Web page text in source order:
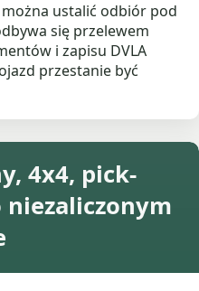
ustalić odbiór pod
się przelewem
i zapisu DVLA
przestanie być
4x4, pick-
niezaliczonym